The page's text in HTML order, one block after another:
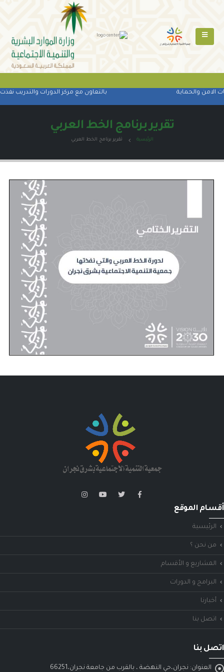
الامن والحماية بالتعاون مع مركز الدورات والتدريب
تقرير برنامج الخط العربي
الرئيسية تقرير برنامج الخط العربي
أقسام الموقع
الرئيسية
من نحن ؟
المشاريع و الأقسام
البرامج و الدورات
أخبارنا
اتصل بنا
اتصل بنا
العنوان: نجران،حي النهضة ، بالقرب من جامعة نجران،66251